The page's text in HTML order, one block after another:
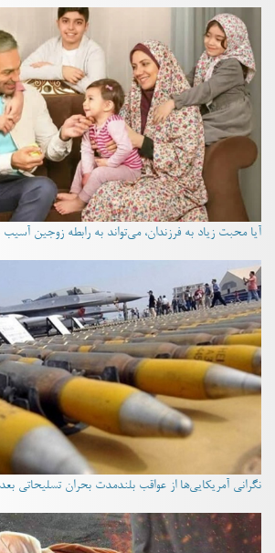
آیا محبت زیاد به فرزندان، می‌تواند به رابطه زوجین آسیب
نگرانی آمریکایی‌ها از عواقب بلندمدت بحران تسلیحاتی